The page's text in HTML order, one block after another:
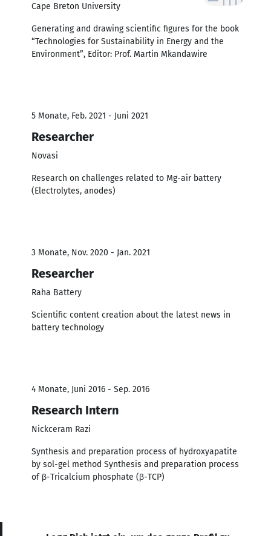
Cape Breton University
Generating and drawing scientific figures for the book
“Technologies for Sustainability in Energy and the
Environment”, Editor: Prof. Martin Mkandawire
5 Monate, Feb. 2021 - Juni 2021
Researcher
Novasi
Research on challenges related to Mg-air battery
(Electrolytes, anodes)
3 Monate, Nov. 2020 - Jan. 2021
Researcher
Raha Battery
Scientific content creation about the latest news in
battery technology
4 Monate, Juni 2016 - Sep. 2016
Research Intern
Nickceram Razi
Synthesis and preparation process of hydroxyapatite
by sol-gel method Synthesis and preparation process
of β-Tricalcium phosphate (β-TCP)